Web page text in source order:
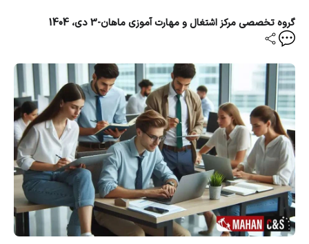
گروه تخصصی مرکز اشتغال و مهارت آموزی ماهان-3 دی، 1404